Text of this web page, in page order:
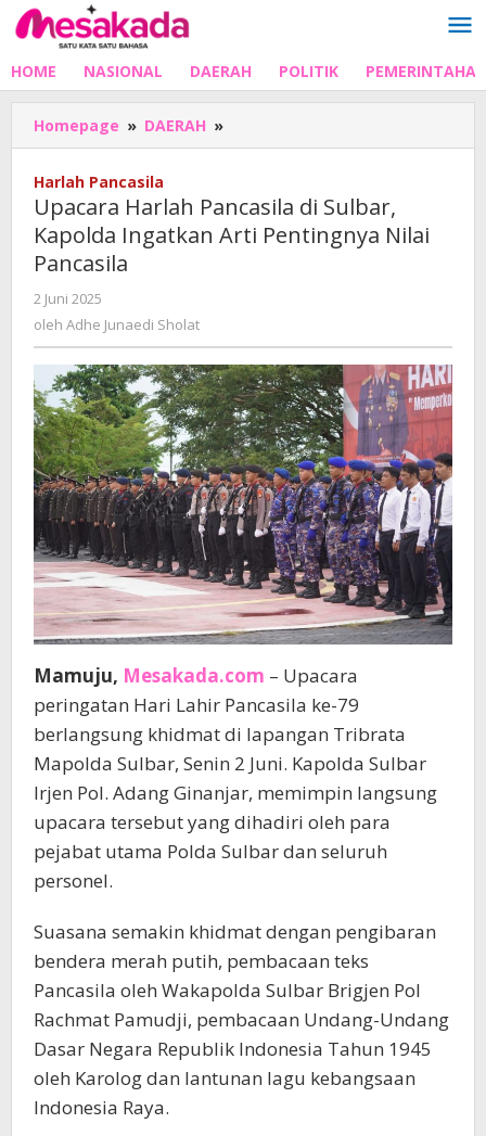
Lewati
ke
HOME NASIONAL DAERAH POLITIK
Homepage » DAERAH »
Harlah
Sulbar,
Kapolda
Pancasila
Harlah Pancasila
Upacara Harlah Pancasila di Sulbar,
Kapolda Ingatkan Arti Pentingnya Nilai
Pancasila
2 Juni 2025
oleh Adhe Junaedi Sholat
Mamuju, Mesakada.com – Upacara
peringatan Hari Lahir Pancasila ke-79
berlangsung khidmat di lapangan Tribrata
Mapolda Sulbar, Senin 2 Juni. Kapolda Sulbar
Irjen Pol. Adang Ginanjar, memimpin langsung
upacara tersebut yang dihadiri oleh para
pejabat utama Polda Sulbar dan seluruh
personel.
Suasana semakin khidmat dengan pengibaran
bendera merah putih, pembacaan teks
Pancasila oleh Wakapolda Sulbar Brigjen Pol
Rachmat Pamudji, pembacaan Undang-Undang
Dasar Negara Republik Indonesia Tahun 1945
oleh Karolog dan lantunan lagu kebangsaan
Indonesia Raya.